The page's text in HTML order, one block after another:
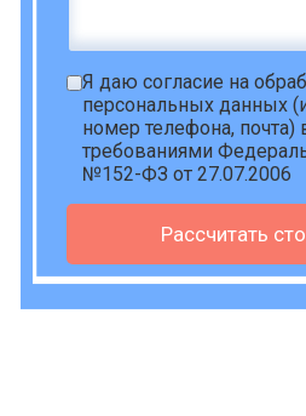
Я даю согласие на
персональных данных
номер телефона, почта)
требованиями
№152-ФЗ от 27.07.2006
Рассчитать